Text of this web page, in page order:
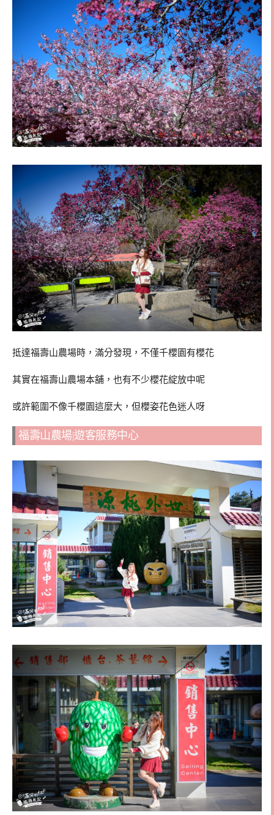
抵達福壽山農場時，滿分發現，不僅千櫻園有櫻花
其實在福壽山農場本舖，也有不少櫻花綻放中呢
或許範圍不像千櫻園這麼大，但櫻姿花色迷人呀
福壽山農場|遊客服務中心